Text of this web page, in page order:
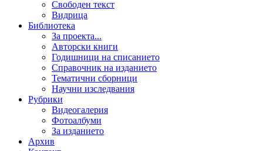
Свободен текст
Видрица
Библиотека
За проекта...
Авторски книги
Годишници на списанието
Справочник на изданието
Тематични сборници
Научни изследвания
Рубрики
Видеогалерия
Фотоалбуми
За изданието
Архив